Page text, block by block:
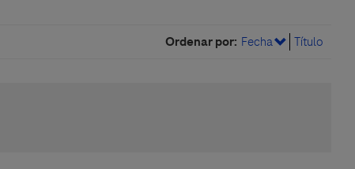
Ordenar por: Fecha Título